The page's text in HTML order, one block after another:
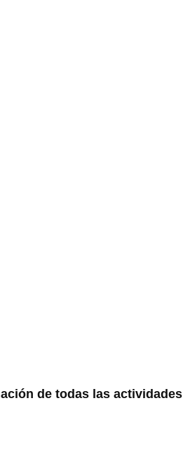
de todas las actividades